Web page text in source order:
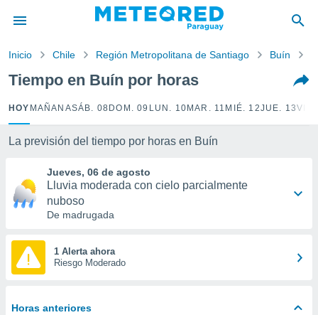
ha
por
la
que se
calidad.
y
digital
basada
Inicio Chile Región Metropolitana de Santiago Buín
Tiempo en Buín por horas
HOY MAÑANASÁB. 08 DOM. 09 LUN. 10 MAR. 11 MIÉ. 12JUE. 13VIE.
La previsión del tiempo por horas en Buín
Jueves, 06 de agosto
Lluvia moderada con cielo parcialmente
nuboso
De madrugada
1 Alerta ahora
Riesgo Moderado
Horas anteriores